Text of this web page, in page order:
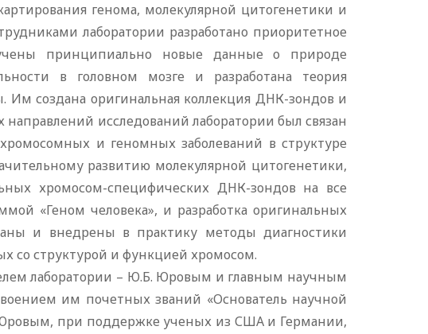
генома, молекулярной цитогенетики и
лаборатории разработано приоритетное
принципиально новые данные о природе
в головном мозге и разработана теория
Им создана оригинальная коллекция ДНК-зондов и
исследований лаборатории был связан
и геномных заболеваний в структуре
развитию молекулярной цитогенетики,
хромосом-специфических ДНК-зондов на все
«Геном человека», и разработка оригинальных
и внедрены в практику методы диагностики
со структурой и функцией хромосом.
лаборатории – Ю.Б. Юровым и главным научным
им почетных званий «Основатель научной
при поддержке ученых из США и Германии,